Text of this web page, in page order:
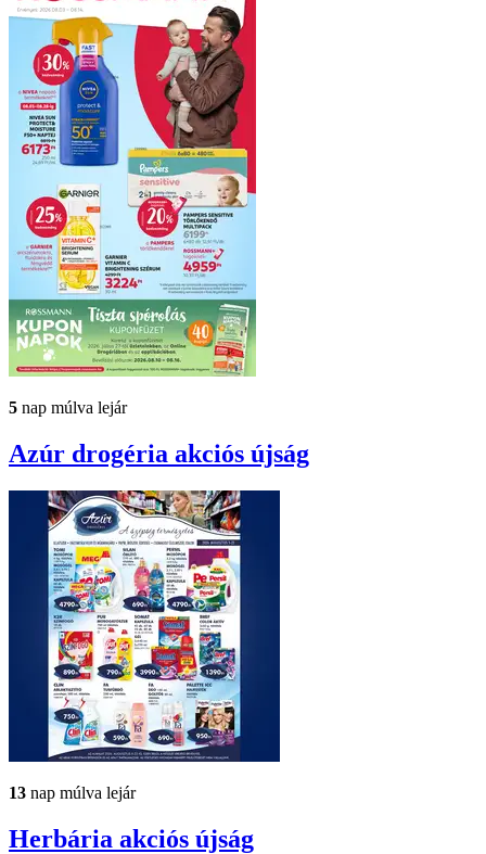
5 nap múlva lejár
Azúr drogéria akciós újság
13 nap múlva lejár
Herbária akciós újság